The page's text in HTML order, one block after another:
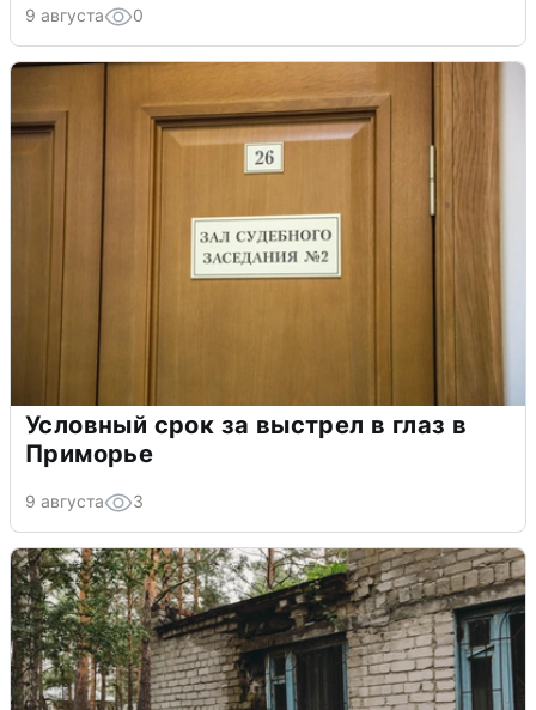
9 августа 0
Условный срок за выстрел в глаз в
Приморье
9 августа 3